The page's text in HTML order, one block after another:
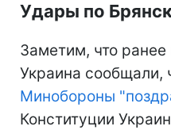
Удары по
Заметим, что
Украина сообщали,
Минобороны
Конституции